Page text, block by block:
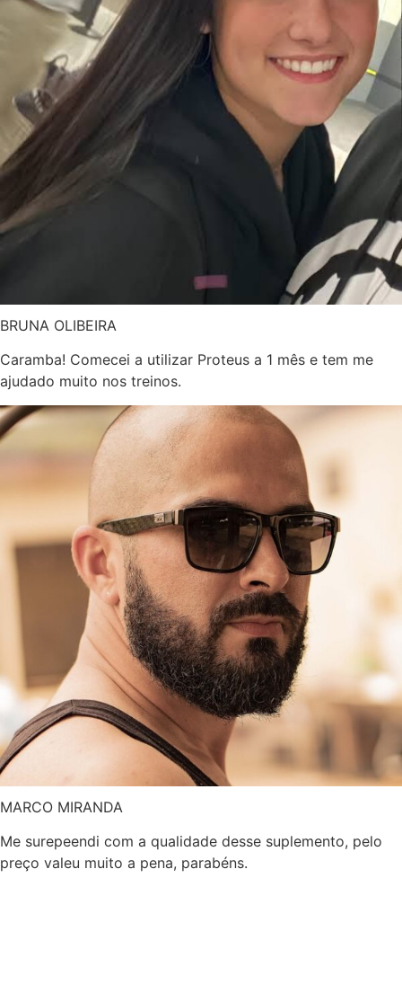
BRUNA OLIBEIRA
Caramba! Comecei a utilizar Proteus a 1 mês e tem me
ajudado muito nos treinos.
MARCO MIRANDA
Me surepeendi com a qualidade desse suplemento, pelo
preço valeu muito a pena, parabéns.